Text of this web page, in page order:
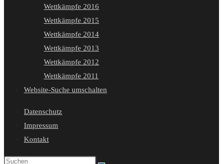
Wettkämpfe 2016
Wettkämpfe 2015
Wettkämpfe 2014
Wettkämpfe 2013
Wettkämpfe 2012
Wettkämpfe 2011
Website-Suche umschalten
Datenschutz
Impressum
Kontakt